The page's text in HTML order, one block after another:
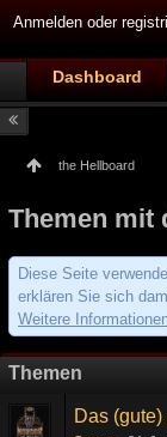
Anmelden oder
Dashboard
the Hellboard
Themen mit
Diese Seite
erklären Sie sich
Weitere
Themen
Das